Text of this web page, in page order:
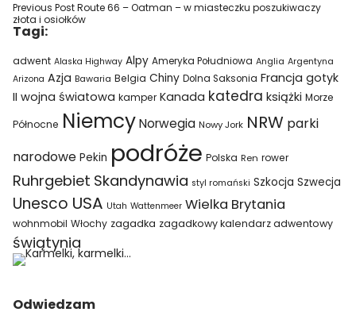
Previous PostRoute 66 – Oatman – w miasteczku poszukiwaczy
złota i osiołków
Tagi:
adwent Alaska Highway Alpy Ameryka Południowa Anglia Argentyna
Arizona Azja Bawaria Belgia Chiny Dolna Saksonia Francja gotyk
II wojna światowa kamper Kanada katedra książki Morze
Północne Niemcy Norwegia Nowy Jork NRW parki
narodowe Pekin podróże Polska Ren rower
Ruhrgebiet Skandynawia styl romański Szkocja Szwecja
Unesco USA Utah Wattenmeer Wielka Brytania
wohnmobil Włochy zagadka zagadkowy kalendarz adwentowy
świątynia
Odwiedzam